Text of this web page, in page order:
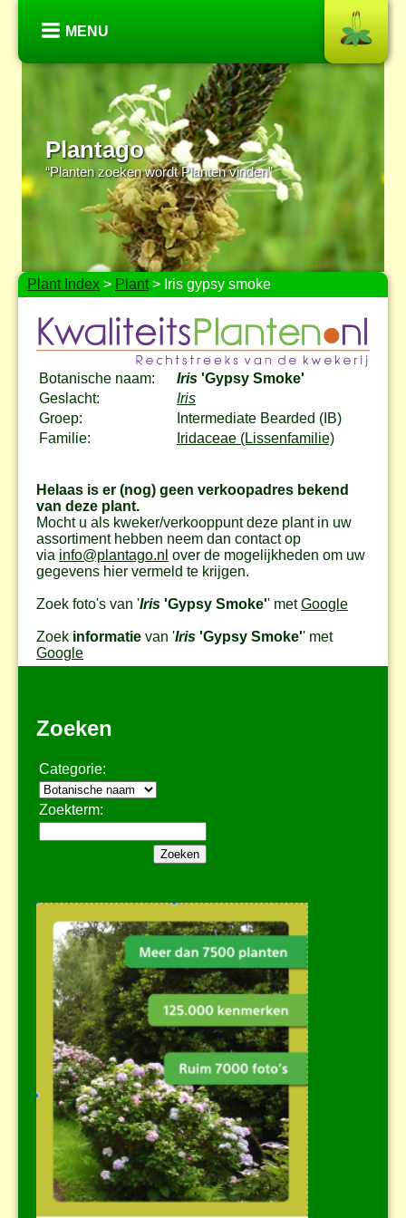
MENU
Plantago
“Planten zoeken wordt Planten vinden”
Plant Index > Plant> Iris gypsy smoke
Botanische naam: Iris 'Gypsy Smoke'
Geslacht:
Iris
Groep:
Intermediate Bearded (IB)
Familie:
Iridaceae (Lissenfamilie)
Helaas is er (nog) geen verkoopadres bekend
van deze plant.
Mocht u als kweker/verkooppunt deze plant in uw
assortiment hebben neem dan contact op
via info@plantago.nl over de mogelijkheden om uw
gegevens hier vermeld te krijgen.
Zoek foto's van 'Iris 'Gypsy Smoke'' metGoogle
Zoek informatie van 'Iris 'Gypsy Smoke'' met
Google
Zoeken
Categorie:
Zoekterm: